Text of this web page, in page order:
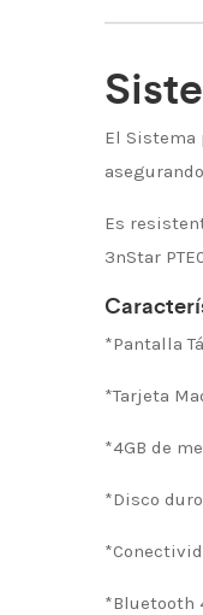
El Sistema
Es
3nStar
*Pantalla
*Tarjeta
*4GB de
*Disco
*Bluetooth